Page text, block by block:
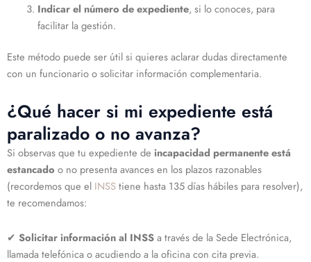
Indicar el número de expediente, si lo conoces, para
facilitar la gestión.
Este método puede ser útil si quieres aclarar dudas directamente
con un funcionario o solicitar información complementaria.
¿Qué hacer si mi expediente está
paralizado o no avanza?
Si observas que tu expediente de incapacidad permanente está
estancado o no presenta avances en los plazos razonables
(recordemos que el INSStiene hasta 135 días hábiles para resolver),
te recomendamos:
✔ Solicitar información al INSSa través de la Sede Electrónica,
llamada telefónica o acudiendo a la oficina con cita previa.